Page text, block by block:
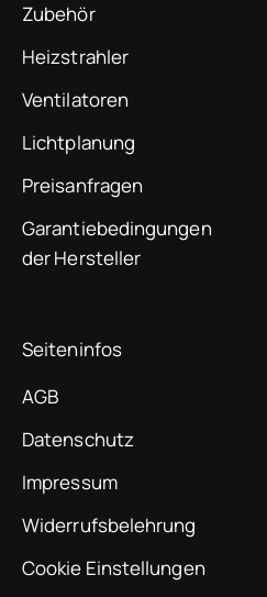
Zubehör
Heizstrahler
Ventilatoren
Lichtplanung
Preisanfragen
Garantiebedingungen
der Hersteller
Seiteninfos
AGB
Datenschutz
Impressum
Widerrufsbelehrung
Cookie Einstellungen